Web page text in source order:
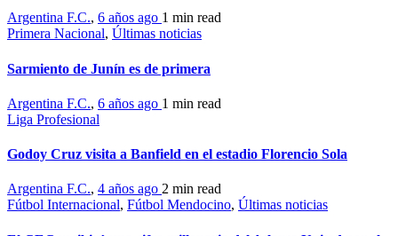
Argentina F.C., 6 años ago 1 min read
Primera Nacional, Últimas noticias
Sarmiento de Junín es de primera
Argentina F.C., 6 años ago 1 min read
Liga Profesional
Godoy Cruz visita a Banfield en el estadio Florencio Sola
Argentina F.C., 4 años ago 2 min read
Fútbol Internacional, Fútbol Mendocino, Últimas noticias